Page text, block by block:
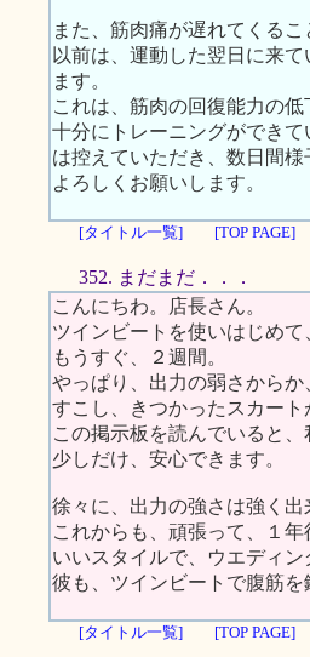
また、筋肉痛が遅れてくるこ
以前は、運動した翌日に来
ます。
これは、筋肉の回復能力の低
十分にトレーニングができ
は控えていただき、数日間様
よろしくお願いします。
[タイトル一覧] [TOP PAGE]
352. まだまだ．．．
こんにちわ。店長さん。
ツインビートを使いはじめて
もうすぐ、２週間。
やっぱり、出力の弱さから
すこし、きつかったスカー
この掲示板を読んでいると
少しだけ、安心できます。
徐々に、出力の強さは強く出
これからも、頑張って、１年
いいスタイルで、ウエディン
彼も、ツインビートで腹筋を
[タイトル一覧] [TOP PAGE]